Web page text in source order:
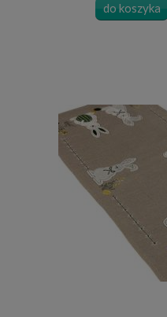
do koszyka